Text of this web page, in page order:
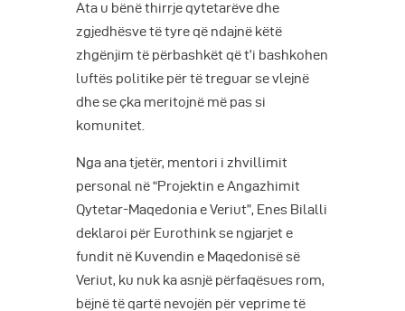
Ata u bënë thirrje qytetarëve dhe
zgjedhësve të tyre që ndajnë këtë
zhgënjim të përbashkët që t’i bashkohen
luftës politike për të treguar se vlejnë
dhe se çka meritojnë më pas si
komunitet.
Nga ana tjetër, mentori i zhvillimit
personal në “Projektin e Angazhimit
Qytetar-Maqedonia e Veriut”, Enes Bilalli
deklaroi për Eurothink se ngjarjet e
fundit në Kuvendin e Maqedonisë së
Veriut, ku nuk ka asnjë përfaqësues rom,
bëjnë të qartë nevojën për veprime të